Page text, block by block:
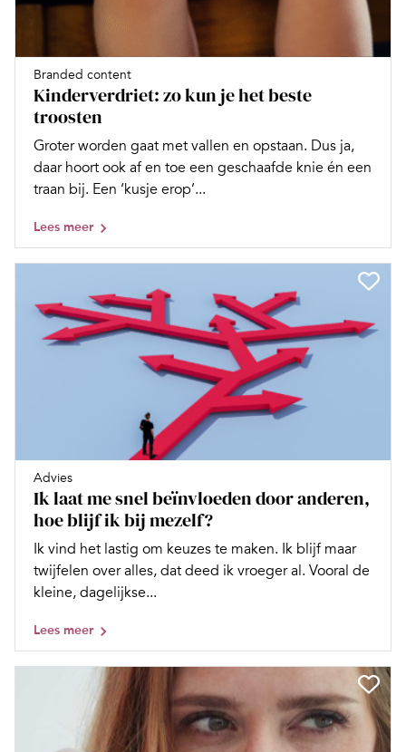
Branded content
Kinderverdriet: zo kun je het beste
troosten
Groter worden gaat met vallen en opstaan. Dus ja,
daar hoort ook af en toe een geschaafde knie én een
traan bij. Een ‘kusje erop’...
Lees meer
Advies
Ik laat me snel beïnvloeden door anderen,
hoe blijf ik bij mezelf?
Ik vind het lastig om keuzes te maken. Ik blijf maar
twijfelen over alles, dat deed ik vroeger al. Vooral de
kleine, dagelijkse...
Lees meer